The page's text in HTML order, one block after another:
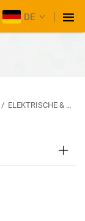
DE
/ ELEKTRISCHE & SCHLAGBOHRMASCHINE